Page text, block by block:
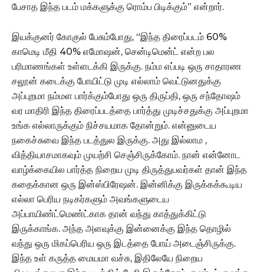
பேசாத இந்த படம் மக்களுக்கு ரொம்ப பிடிக்கும்” என்றார்.
இயக்குனர் கோகுல் பேசும்போது, “இந்த திரைப்படம் 60%
காமெடி மீதி 40% எமோஷன், சென்டிமென்ட் என்ற பல
பரிமாணங்கள் உள்ளடக்கி இருக்கு. நம்ம எப்படி ஒரு சாதாரண
சலூன் கடைக்கு போயிட்டு முடி எல்லாம் வெட்டுனதுக்கு
அப்புறமா நம்மள பார்க்கும்போது ஒரு திருப்தி, ஒரு சந்தோஷம்
வர மாதிரி இந்த திரைப்படத்தை பார்த்து முடிச்சதுக்கு அப்புறமா
உங்க எல்லாருக்கும் நிச்சயமாக தோன்றும். என்னுடைய
நகைச்சுவை இந்த படத்துல இருக்கு. அது இல்லாம ,
வித்தியாசமாகவும் முயற்சி செஞ்சிருக்கோம். நான் என்னோட
வாழ்க்கையில பார்த்த நிறைய முடி திருத்துபவர்கள் தான் இந்த
கதைக்கான ஒரு இன்ஸ்பிரேஷன். இன்னிக்கு இருக்கக்கூடிய
எல்லா பெரிய நடிகர்களும் அவங்களுடைய
அப்பாயிண்ட்மெண்ட்காக தான் வந்து காத்துக்கிட்டு
இருக்காங்க. அந்த அளவுக்கு இன்னைக்கு இந்த தொழில்
வந்து ஒரு மிகப்பெரிய ஒரு இடத்தை போய் அடைஞ்சிருக்கு.
இந்த உள் கருத்த மையமா வச்சு, இதிலேயே நிறைய